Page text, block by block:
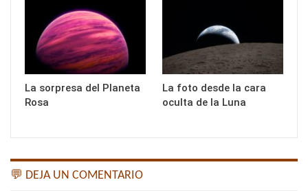
La sorpresa del Planeta
Rosa
La foto desde la cara
oculta de la Luna
💬 DEJA UN COMENTARIO